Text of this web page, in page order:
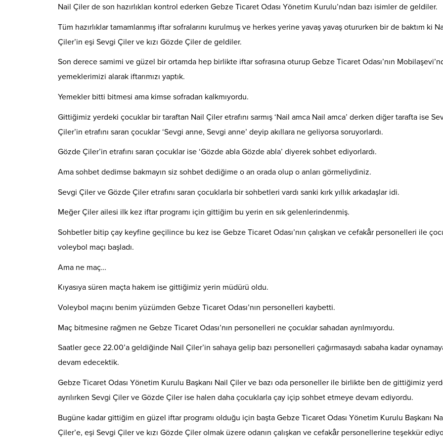
Nail Çiler de son hazırlıkları kontrol ederken Gebze Ticaret Odası Yönetim Kurulu’ndan bazı isimler de geldiler.
Tüm hazırlıklar tamamlanmış iftar sofralarını kurulmuş ve herkes yerine yavaş yavaş otururken bir de baktım ki
Çiler’in eşi Sevgi Çiler ve kızı Gözde Çiler de geldiler.
Son derece samimi ve güzel bir ortamda hep birlikte iftar sofrasına oturup Gebze Ticaret Odası’nın
yemeklerimizi alarak iftarımızı yaptık.
Yemekler bitti bitmesi ama kimse sofradan kalkmıyordu.
Gittiğimiz yerdeki çocuklar bir taraftan Nail Çiler etrafını sarmış ‘Nail amca Nail amca’ derken diğer tarafta ise
Çiler’in etrafını saran çocuklar ‘Sevgi anne, Sevgi anne’ deyip akıllara ne geliyorsa soruyorlardı.
Gözde Çiler’in etrafını saran çocuklar ise ‘Gözde abla Gözde abla’ diyerek sohbet ediyorlardı.
Ama sohbet dedimse bakmayın siz sohbet dediğime o an orada olup o anları görmeliydiniz.
Sevgi Çiler ve Gözde Çiler etrafını saran çocuklarla bir sohbetleri vardı sanki kırk yıllık arkadaşlar idi.
Meğer Çiler ailesi ilk kez iftar programı için gittiğim bu yerin en sık gelenlerindenmiş.
Sohbetler bitip çay keyfine geçilince bu kez ise Gebze Ticaret Odası’nın çalışkan ve cefakâr personelleri ile
voleybol maçı başladı.
Ama ne maç…
Kıyasıya süren maçta hakem ise gittiğimiz yerin müdürü oldu.
Voleybol maçını benim yüzümden Gebze Ticaret Odası’nın personelleri kaybetti.
Maç bitmesine rağmen ne Gebze Ticaret Odası’nın personelleri ne çocuklar sahadan ayrılmıyordu.
Saatler gece 22.00’a geldiğinde Nail Çiler’in sahaya gelip bazı personelleri çağırmasaydı sabaha kadar oynama
devam edecektik.
Gebze Ticaret Odası Yönetim Kurulu Başkanı Nail Çiler ve bazı oda personeller ile birlikte ben de gittiğimiz
ayrılırken Sevgi Çiler ve Gözde Çiler ise halen daha çocuklarla çay içip sohbet etmeye devam ediyordu.
Bugüne kadar gittiğim en güzel iftar programı olduğu için başta Gebze Ticaret Odası Yönetim Kurulu Başkanı
Çiler’e, eşi Sevgi Çiler ve kızı Gözde Çiler olmak üzere odanın çalışkan ve cefakâr personellerine teşekkür